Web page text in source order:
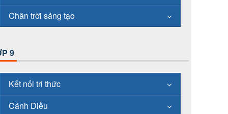
Chân trời sáng tạo
9
Kết nối tri thức
Cánh Diều